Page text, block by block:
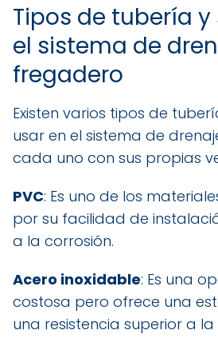
Tipos de tubería y
el sistema de
fregadero
Existen varios tipos de
usar en el sistema de
cada uno con sus propias
PVC: Es uno de los
por su facilidad de
a la corrosión.
Acero inoxidable: Es una
costosa pero ofrece una
una resistencia superior a la